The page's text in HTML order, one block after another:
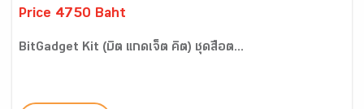
Price 4750 Baht
BitGadget Kit (บิต แกดเจ็ต คิต) ชุดสื่อต...